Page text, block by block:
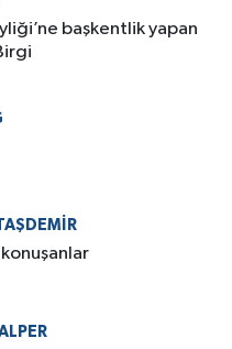
başkentlik yapan